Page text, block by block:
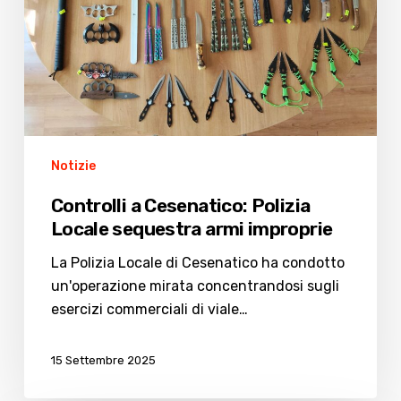
armi
improprie
Notizie
Controlli a Cesenatico: Polizia
Locale sequestra armi improprie
La Polizia Locale di Cesenatico ha condotto
un'operazione mirata concentrandosi sugli
esercizi commerciali di viale…
15 Settembre 2025